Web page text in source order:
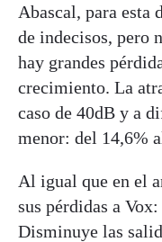
Abascal, para esta
de indecisos, pero
hay grandes
crecimiento. La
caso de 40dB y a
menor: del 14,6%
Al igual que en el
sus pérdidas a
Disminuye las